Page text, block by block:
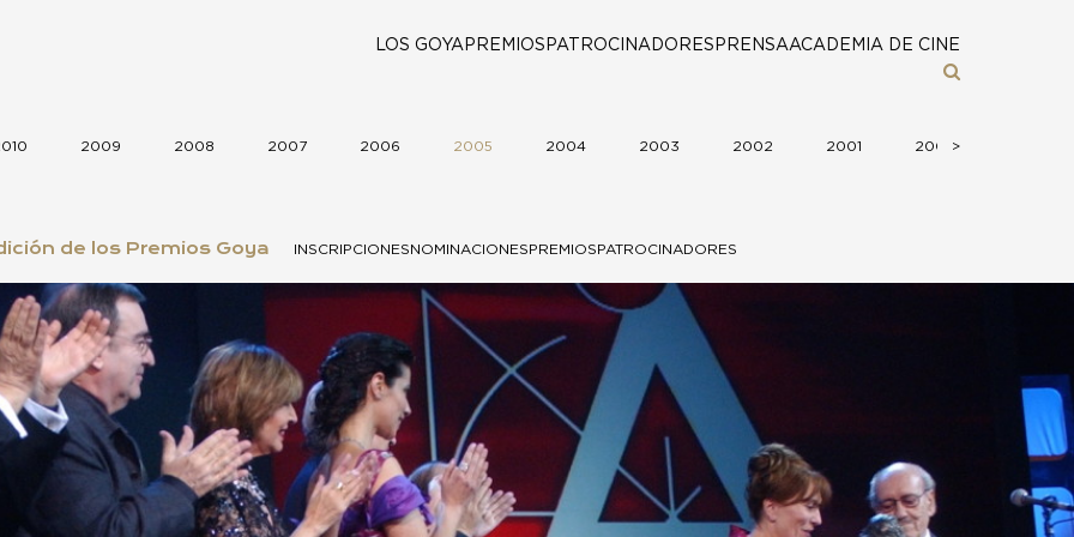
LOS GOYA PREMIOS PATROCINADORES PRENSAACADEMIA DE CINE
2009 2008 2007 2006 2005 2004 2003 2002 2001 2000>
>
de los Premios Goya INSCRIPCIONESNOMINACIONESPREMIOSPATROCINADORES